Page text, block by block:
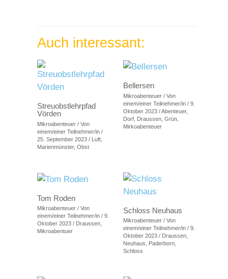
Auch interessant:
Streuobstlehrpfad
Vörden
Mikroabenteuer/ Von
einem/einer Teilnehmer/in /
25. September 2023 / Luft,
Marienmünster, Obst
Bellersen
Mikroabenteuer/ Von
einem/einer Teilnehmer/in / 9.
Oktober 2023 /Abenteuer,
Dorf, Draussen, Grün,
Mirkoabenteuer
Tom Roden
Mikroabenteuer/ Von
einem/einer Teilnehmer/in / 9.
Oktober 2023 / Draussen,
Mikroabentuer
Schloss Neuhaus
Mikroabenteuer/ Von
einem/einer Teilnehmer/in / 9.
Oktober 2023 / Draussen,
Neuhaus
Paderborn,
Schloss